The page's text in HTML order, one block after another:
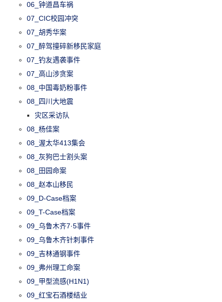
06_钟道昌车祸
07_CIC校园冲突
07_胡秀华案
07_醉驾撞碎新移民家庭
07_钓友遇袭事件
07_高山涉贪案
08_中国毒奶粉事件
08_四川大地震
灾区采访队
08_杨佳案
08_渥太华413集会
08_灰狗巴士割头案
08_田园命案
08_赵本山移民
09_D-Case档案
09_T-Case档案
09_乌鲁木齐7·5事件
09_乌鲁木齐针刺事件
09_吉林通钢事件
09_弗州理工命案
09_甲型流感(H1N1)
09_红宝石酒楼结业